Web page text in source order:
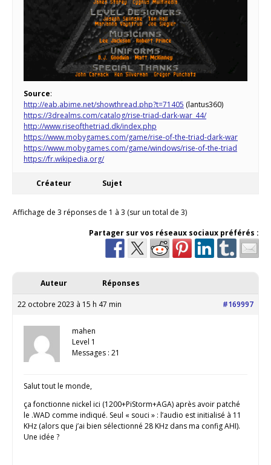
Source:
http://eab.abime.net/showthread.php?t=71405 (lantus360)
https://3drealms.com/catalog/rise-triad-dark-war_44/
http://www.riseofthetriad.dk/index.php
https://www.mobygames.com/game/rise-of-the-triad-dark-war
https://www.mobygames.com/game/windows/rise-of-the-triad
https://fr.wikipedia.org/
Créateur Sujet
Affichage de 3 réponses de 1 à 3 (sur un total de 3)
Partager sur vos réseaux sociaux préférés :
Auteur Réponses
22 octobre 2023 à 15 h 47 min #169997
mahen
Level 1
Messages : 21
Salut tout le monde,
ça fonctionne nickel ici (1200+PiStorm+AGA) après avoir patché
le .WAD comme indiqué. Seul « souci » : l’audio est initialisé à 11
KHz (alors que j’ai bien sélectionné 28 KHz dans ma config AHI).
Une idée ?